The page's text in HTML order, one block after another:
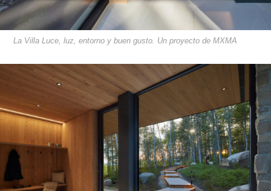
La Villa Luce, luz, entorno y buen gusto. Un proyecto de MXMA